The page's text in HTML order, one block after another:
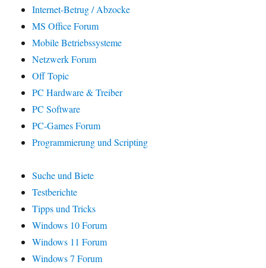
Internet-Betrug / Abzocke
MS Office Forum
Mobile Betriebssysteme
Netzwerk Forum
Off Topic
PC Hardware & Treiber
PC Software
PC-Games Forum
Programmierung und Scripting
Suche und Biete
Testberichte
Tipps und Tricks
Windows 10 Forum
Windows 11 Forum
Windows 7 Forum